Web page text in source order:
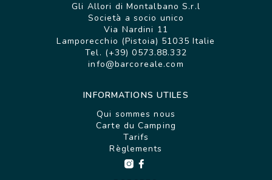
Gli Allori di Montalbano S.r.l
Società a socio unico
Via Nardini 11
Lamporecchio (Pistoia) 51035 Italie
Tel. (+39) 0573.88.332
info@barcoreale.com
INFORMATIONS UTILES
Qui sommes nous
Carte du Camping
Tarifs
Règlements